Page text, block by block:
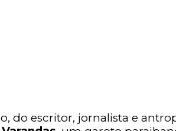
do escritor, jornalista e